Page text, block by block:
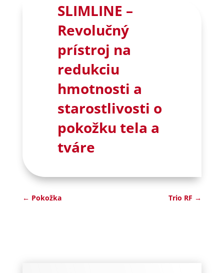
SLIMLINE –
Revolučný
prístroj na
redukciu
hmotnosti a
starostlivosti o
pokožku tela a
tváre
← Pokožka Trio RF →